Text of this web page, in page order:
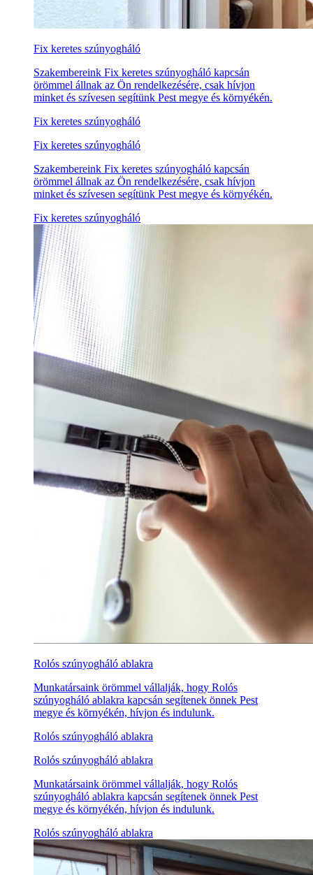
Fix keretes szúnyogháló
Szakembereink Fix keretes szúnyogháló kapcsán
örömmel állnak az Ön rendelkezésére, csak hívjon
minket és szívesen segítünk Pest megye és környékén.
Fix keretes szúnyogháló
Fix keretes szúnyogháló
Szakembereink Fix keretes szúnyogháló kapcsán
örömmel állnak az Ön rendelkezésére, csak hívjon
minket és szívesen segítünk Pest megye és környékén.
Fix keretes szúnyogháló
Rolós szúnyogháló ablakra
Munkatársaink örömmel vállalják, hogy Rolós
szúnyogháló ablakra kapcsán segítenek önnek Pest
megye és környékén, hívjon és indulunk.
Rolós szúnyogháló ablakra
Rolós szúnyogháló ablakra
Munkatársaink örömmel vállalják, hogy Rolós
szúnyogháló ablakra kapcsán segítenek önnek Pest
megye és környékén, hívjon és indulunk.
Rolós szúnyogháló ablakra